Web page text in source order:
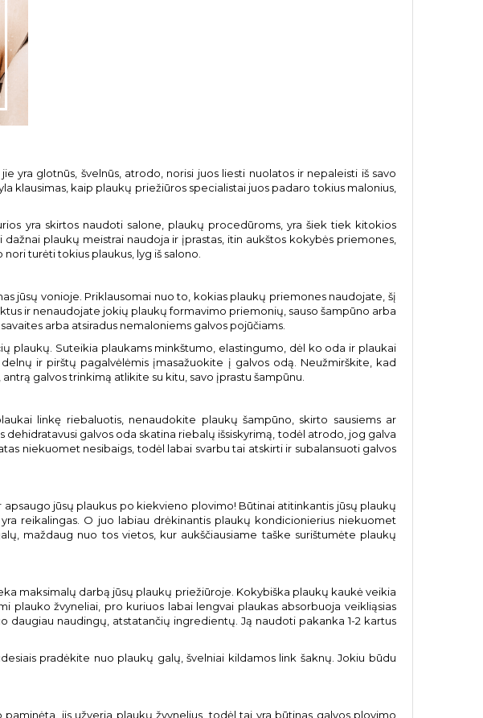
yra glotnūs, švelnūs, atrodo, norisi juos liesti nuolatos ir nepaleisti iš savo
klausimas, kaip plaukų priežiūros specialistai juos padaro tokius malonius,
yra skirtos naudoti salone, plaukų procedūroms, yra šiek tiek kitokios
plaukų meistrai naudoja ir įprastas, itin aukštos kokybės priemones,
turėti tokius plaukus, lyg iš salono.
jūsų vonioje. Priklausomai nuo to, kokias plaukų priemones naudojate, šį
ir nenaudojate jokių plaukų formavimo priemonių, sauso šampūno arba
arba atsiradus nemaloniems galvos pojūčiams.
plaukų. Suteikia plaukams minkštumo, elastingumo, dėl ko oda ir plaukai
ir pirštų pagalvėlėmis įmasažuokite į galvos odą. Neužmirškite, kad
galvos trinkimą atlikite su kitu, savo įprastu šampūnu.
linkę riebaluotis, nenaudokite plaukų šampūno, skirto sausiems ar
galvos oda skatina riebalų išsiskyrimą, todėl atrodo, jog galva
niekuomet nesibaigs, todėl labai svarbu tai atskirti ir subalansuoti galvos
jūsų plaukus po kiekvieno plovimo! Būtinai atitinkantis jūsų plaukų
reikalingas. O juo labiau drėkinantis plaukų kondicionierius niekuomet
maždaug nuo tos vietos, kur aukščiausiame taške surištumėte plaukų
maksimalų darbą jūsų plaukų priežiūroje. Kokybiška plaukų kaukė veikia
plauko žvyneliai, pro kuriuos labai lengvai plaukas absorbuoja veikliąsias
naudingų, atstatančių ingredientų. Ją naudoti pakanka 1-2 kartus
pradėkite nuo plaukų galų, švelniai kildamos link šaknų. Jokiu būdu
jis užveria plaukų žvynelius, todėl tai yra būtinas galvos plovimo